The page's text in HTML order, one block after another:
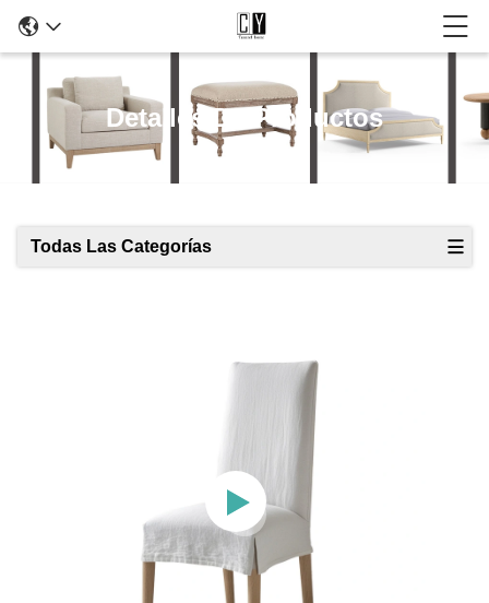
Detalles De Productos
Todas Las Categorías